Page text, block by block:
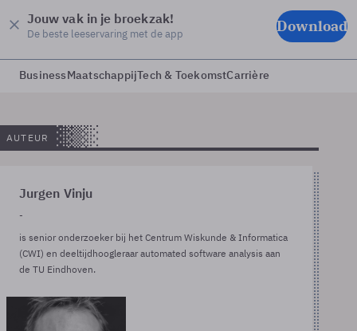
Jouw vak in je broekzak!
De beste leeservaring met de app Download
BusinessMaatschappijTech & ToekomstCarrière
AUTEUR
Jurgen Vinju
-
is senior onderzoeker bij het Centrum Wiskunde & Informatica
(CWI) en deeltijdhoogleraar automated software analysis aan
de TU Eindhoven.